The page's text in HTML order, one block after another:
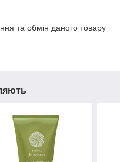
та обмін даного товару